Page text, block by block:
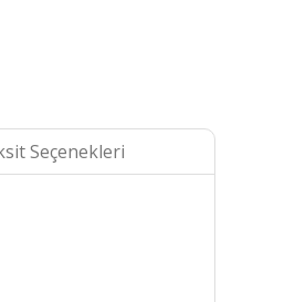
Seçenekleri